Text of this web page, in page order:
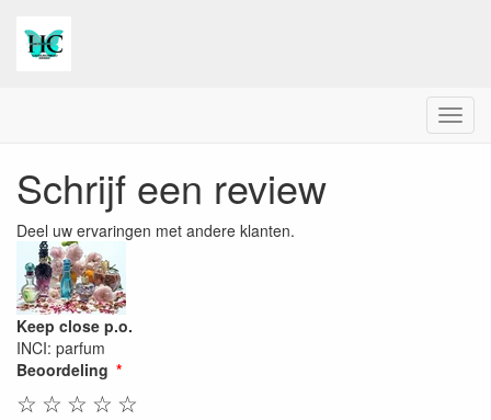
Menu
Schrijf een review
Deel uw ervaringen met andere klanten.
Keep close p.o.
INCI: parfum
Beoordeling
☆
☆
☆
☆
☆